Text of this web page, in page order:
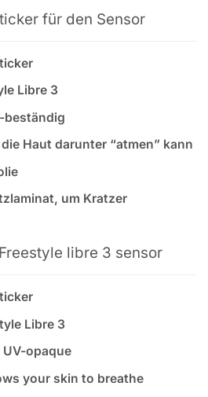
für den Sensor
Libre 3
beständig
Haut darunter “atmen” kann
um Kratzer
libre 3 sensor
Libre 3
opaque
your skin to breathe